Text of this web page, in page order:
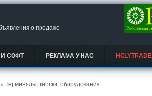
о продаже
СОФТ РЕКЛАМА У НАС HOLYTRADE
» Терминалы, киоски, оборудование